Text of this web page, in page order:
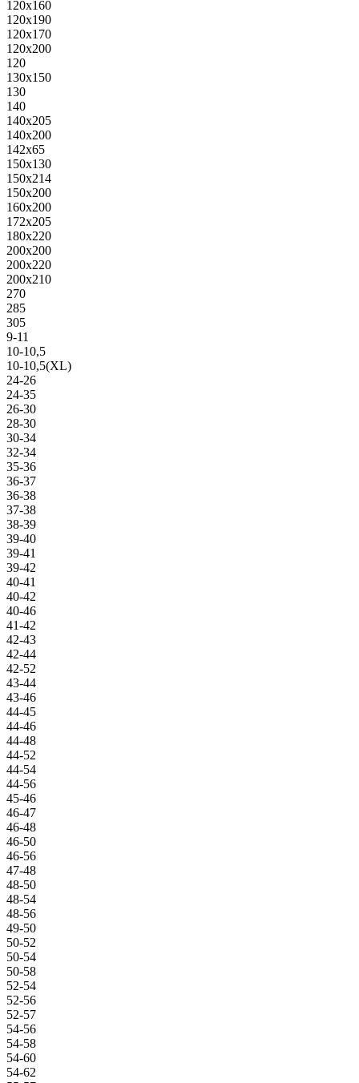
120х160
120х190
120х170
120х200
120
130х150
130
140
140х205
140х200
142х65
150х130
150х214
150х200
160х200
172х205
180х220
200х200
200х220
200х210
270
285
305
9-11
10-10,5
10-10,5(XL)
24-26
24-35
26-30
28-30
30-34
32-34
35-36
36-37
36-38
37-38
38-39
39-40
39-41
39-42
40-41
40-42
40-46
41-42
42-43
42-44
42-52
43-44
43-46
44-45
44-46
44-48
44-52
44-54
44-56
45-46
46-47
46-48
46-50
46-56
47-48
48-50
48-54
48-56
49-50
50-52
50-54
50-58
52-54
52-56
52-57
54-56
54-58
54-60
54-62